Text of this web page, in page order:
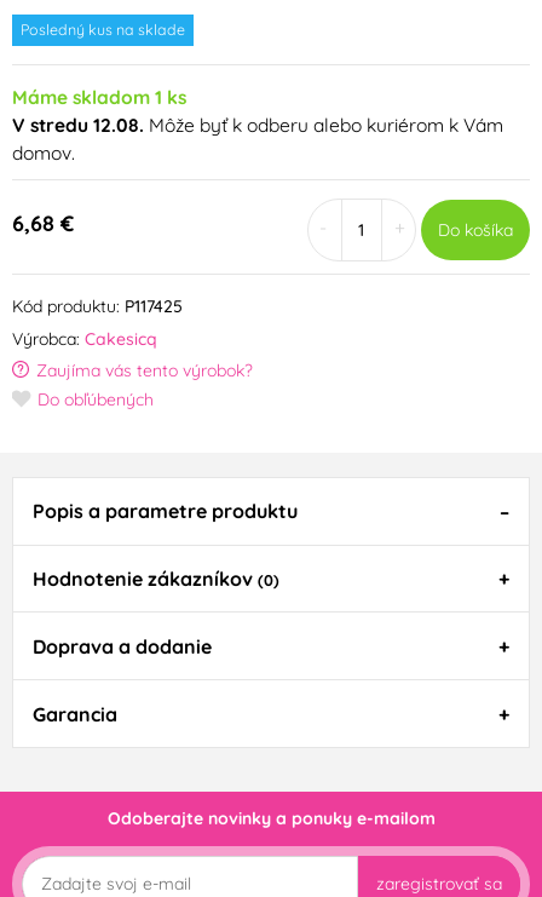
Posledný kus na sklade
Máme skladom 1 ks
V stredu 12.08. Môže byť k odberu alebo kuriérom k Vám
domov.
6,68 € + Do košíka
Kód produktu: P117425
Výrobca: Cakesicq
Zaujíma vás tento výrobok?
Do obľúbených
Popis a parametre produktu
Hodnotenie zákazníkov (0)
Doprava a dodanie
Garancia
Odoberajte novinky a ponuky e-mailom
zaregistrovať sa